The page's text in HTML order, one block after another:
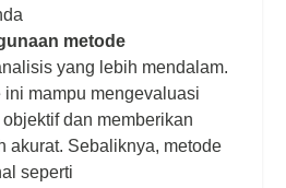
metode
yang lebih mendalam.
ini mampu mengevaluasi
dan memberikan
akurat. Sebaliknya, metode
seperti